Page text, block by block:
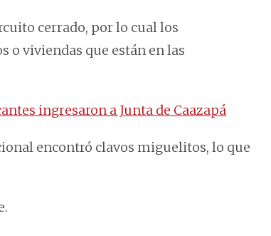
cerrado, por lo cual los
o viviendas que están en las
ingresaron a Junta de Caazapá
encontró clavos miguelitos, lo que